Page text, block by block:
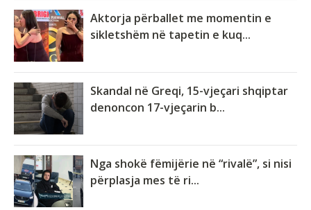
Aktorja përballet me momentin e
sikletshëm në tapetin e kuq...
Skandal në Greqi, 15-vjeçari shqiptar
denoncon 17-vjeçarin b...
Nga shokë fëmijërie në “rivalë”, si nisi
përplasja mes të ri...